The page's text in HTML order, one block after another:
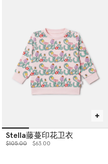
Stella藤蔓印花卫衣
价格从
$105.00下降至
$63.00